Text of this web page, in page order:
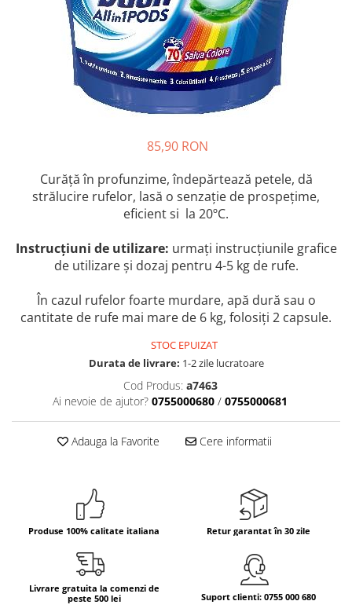
Fructe si legume din Italia
Sosuri Italiene
Sosuri de rosii si pasta de tomate
Sosuri paste
Produse proaspete
Dulciuri italiene
italiene
Bomboane italiene
Snacksuri italiene
Cafea italiana
Vinuri italiene
Apa italiana
Panettone cozonac italian,
Pandoro si Balocco
Produse fara gluten
Produse de panificatie
Produse de patiserie
Hartie igienica
Solutii curatat suprafete baie
Solutii anticalcar
Igiena casei
Solutie curatat geamuri
Parfum, odorizant camera
Detergenti pardoseli
Solutii anti insecte
Geluri de dus pentru Barbati si
Femei din Italia
Spumant de baie
Sapun Lichid sau Solid
Antibacterian Pentru Fata sau
Servetele umede, nazale
Periute de Dinti
Apa de Gura
Absorbante
Geluri intime
85,90 RON
Curăță în profunzime, îndepărtează petele, dă
strălucire rufelor, lasă o senzație de prospețime,
eficient si la 20ºC.
Instrucțiuni de utilizare: urmați instrucțiunile grafice
de utilizare și dozaj pentru 4-5 kg de rufe.
În cazul rufelor foarte murdare, apă dură sau o
cantitate de rufe mai mare de 6 kg, folosiți 2 capsule.
STOC EPUIZAT
Durata de livrare: 1-2 zile lucratoare
Cod Produs: a7463
Ai nevoie de ajutor? 0755000680 / 0755000681
Adauga la Favorite Cere informatii
Produse 100% calitate italiana Retur garantat în 30 zile
Livrare gratuita la comenzi de
peste 500 lei
Suport clienti: 0755 000 680